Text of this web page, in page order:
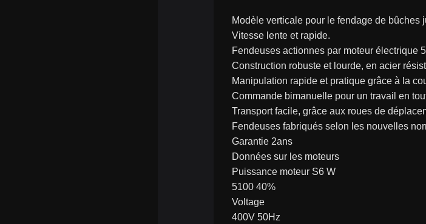
Modèle verticale pour le fendage de bûches
Vitesse lente et rapide.
Fendeuses actionnes par moteur électrique
Construction robuste et lourde, en acier
Manipulation rapide et pratique grâce à la
Commande bimanuelle pour un travail en
Transport facile, grâce aux roues de
Fendeuses fabriqués selon les nouvelles
Garantie 2ans
Données sur les moteurs
Puissance moteur S6 W
5100 40%
Voltage
400V 50Hz